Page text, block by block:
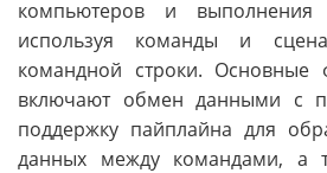
компьютеров и выполнения
используя команды и
командной строки. Основные
включают обмен данными с
поддержку пайплайна для
данных между командами, а